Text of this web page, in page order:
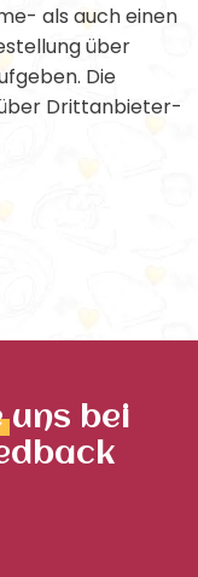
als auch einen
über
Die
Drittanbieter-
uns bei